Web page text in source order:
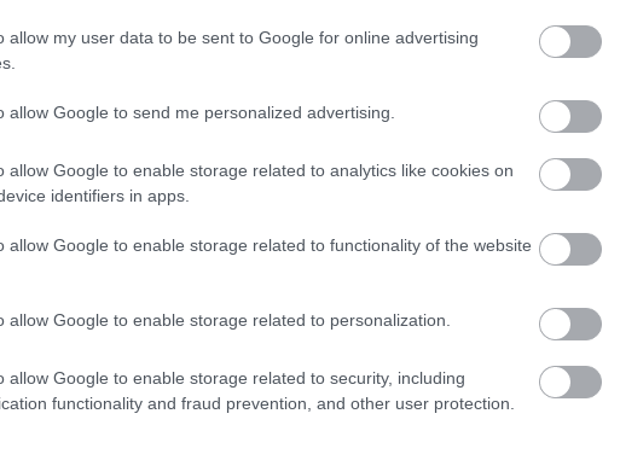
allow my user data to be sent to Google for online advertising
allow Google to send me personalized advertising.
allow Google to enable storage related to analytics like cookies on
identifiers in apps.
allow Google to enable storage related to functionality of the website
allow Google to enable storage related to personalization.
allow Google to enable storage related to security, including
functionality and fraud prevention, and other user protection.
από
Αυτό που
είναι έγκλημα
Στην ΑΑΔΕ ο Μητσοτάκης
07.08.2026 |